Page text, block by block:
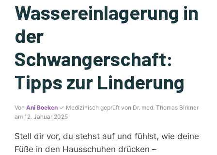
Wassereinlagerung in
der
Schwangerschaft:
Tipps zur Linderung
Von Ani Boeken ✓ Medizinisch geprüft von Dr. med. Thomas Birkner
am 12. Januar 2025
Stell dir vor, du stehst auf und fühlst, wie deine
Füße in den Hausschuhen drücken –